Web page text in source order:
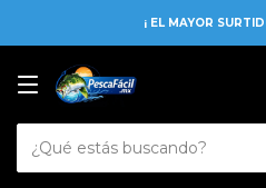
¡ EL MAYOR